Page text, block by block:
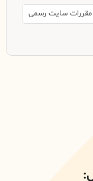
مقررات سایت رسمی